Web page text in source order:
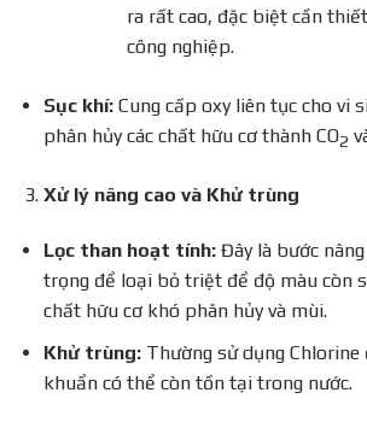
ra rất cao, đặc biệt cần
công nghiệp.
Sục khí:Cung cấp oxy liên tục cho vi
phân hủy các chất hữu cơ thành CO2
Xử lý nâng cao và Khử trùng
Lọc than hoạt tính:Đây là bước
trọng để loại bỏ triệt để độ màu còn
chất hữu cơ khó phân hủy và mùi.
Khử trùng:Thường sử dụng Chlorine
khuẩn có thể còn tồn tại trong nước.